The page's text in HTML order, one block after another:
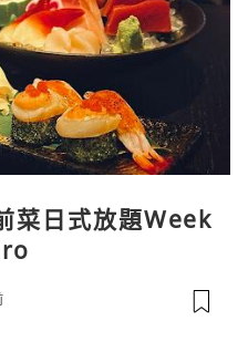
菜日式放題Week